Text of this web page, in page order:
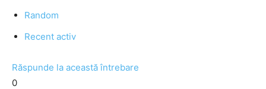
Random
Recent activ
Răspunde la această întrebare
0